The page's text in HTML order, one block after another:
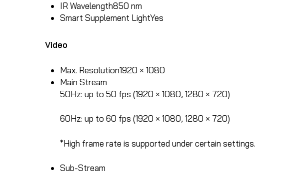
IR Wavelength850 nm
Smart Supplement LightYes
Video
Max. Resolution1920 × 1080
Main Stream
50Hz: up to 50 fps (1920 × 1080, 1280 × 720)
60Hz: up to 60 fps (1920 × 1080, 1280 × 720)
*High frame rate is supported under certain settings.
Sub-Stream